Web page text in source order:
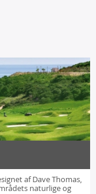
af Dave Thomas,
naturlige og